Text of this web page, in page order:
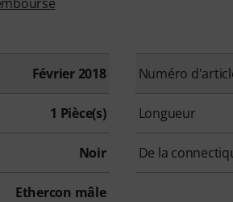
Février 2018 Numéro
1 Pièce(s) Longueur
Noir De la
Ethercon mâle